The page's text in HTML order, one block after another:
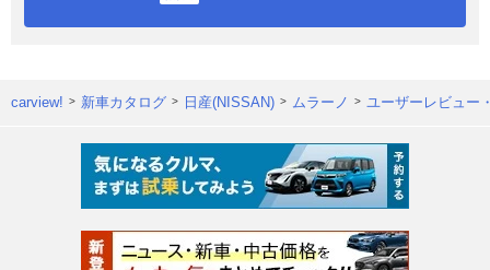
carview! 新車カタログ 日産(NISSAN) ムラーノ ユーザーレビュー